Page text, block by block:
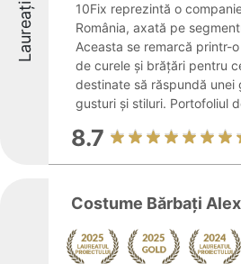
Laureați
10Fix reprezintă o
România, axată pe
Aceasta se remarcă printr-
de curele și brățări pentru
destinate să răspundă unei
gusturi și stiluri. Portofoliul
8.7
Costume Bărbați